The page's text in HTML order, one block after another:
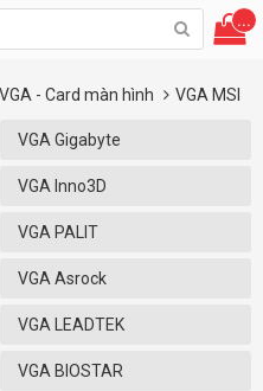
...
VGA - Card màn hình VGA MSI
VGA Gigabyte
VGA Inno3D
VGA PALIT
VGA Asrock
VGA LEADTEK
VGA BIOSTAR